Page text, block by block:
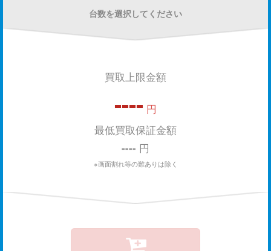
台数を選択してください
買取上限金額
---- 円
最低買取保証金額
---- 円
※画面割れ等の難ありは除く